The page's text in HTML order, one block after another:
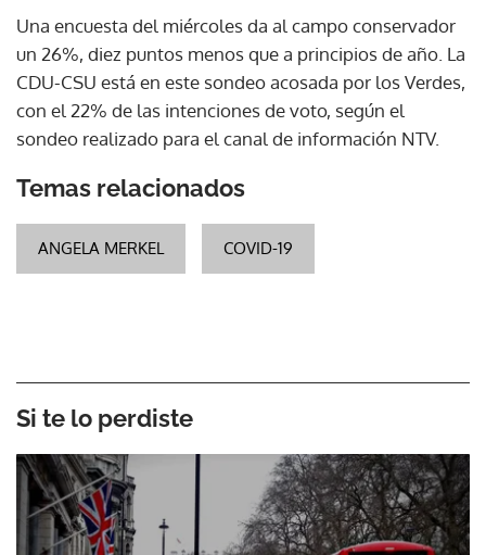
Una encuesta del miércoles da al campo conservador
un 26%, diez puntos menos que a principios de año. La
CDU-CSU está en este sondeo acosada por los Verdes,
con el 22% de las intenciones de voto, según el
sondeo realizado para el canal de información NTV.
Temas relacionados
ANGELA MERKEL COVID-19
Si te lo perdiste